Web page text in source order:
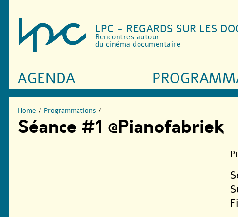
LPC - REGARDS SUR LES
Rencontres autour
du cinéma documentaire
AGENDA
Home / Programmations /
Séance #1 @Pianofabriek